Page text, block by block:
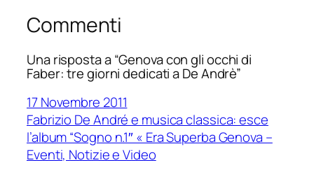
Commenti
Una risposta a “Genova con gli occhi di
Faber: tre giorni dedicati a De Andrè”
17 Novembre 2011
Fabrizio De André e musica classica: esce
l’album “Sogno n.1″ « Era Superba Genova –
Eventi, Notizie e Video